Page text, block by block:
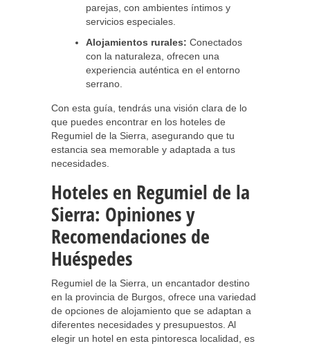
parejas, con ambientes íntimos y
servicios especiales.
Alojamientos rurales: Conectados
con la naturaleza, ofrecen una
experiencia auténtica en el entorno
serrano.
Con esta guía, tendrás una visión clara de lo
que puedes encontrar en los hoteles de
Regumiel de la Sierra, asegurando que tu
estancia sea memorable y adaptada a tus
necesidades.
Hoteles en Regumiel de la
Sierra: Opiniones y
Recomendaciones de
Huéspedes
Regumiel de la Sierra, un encantador destino
en la provincia de Burgos, ofrece una variedad
de opciones de alojamiento que se adaptan a
diferentes necesidades y presupuestos. Al
elegir un hotel en esta pintoresca localidad, es